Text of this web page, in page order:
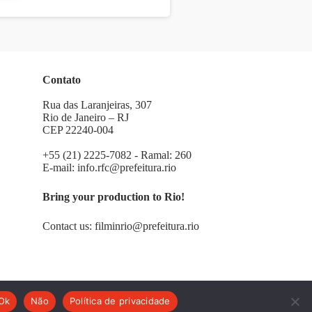
Contato
Rua das Laranjeiras, 307
Rio de Janeiro – RJ
CEP 22240-004
+55 (21) 2225-7082 - Ramal: 260
E-mail:info.rfc@prefeitura.rio
Bring your production to Rio!
Contact us:filminrio@prefeitura.rio
Não Política de privacidade